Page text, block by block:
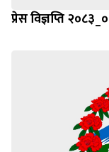
प्रेस विज्ञप्ति